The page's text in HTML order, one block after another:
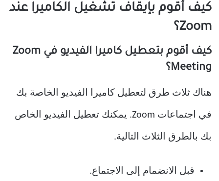
كيف أقوم بإيقاف تشغيل الكاميرا عند
Zoom؟
كيف أقوم بتعطيل كاميرا الفيديو في Zoom
Meeting؟
هناك ثلاث طرق لتعطيل كاميرا الفيديو الخاصة بك
في اجتماعات Zoom. يمكنك تعطيل الفيديو الخاص
بك بالطرق الثلاث التالية.
قبل الانضمام إلى الاجتماع.